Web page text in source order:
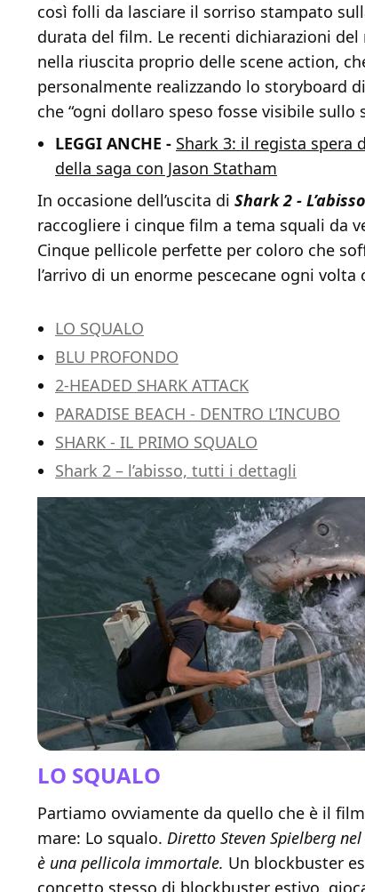
così folli da lasciare il sorriso stampato
durata del film. Le recenti dichiarazioni
nella riuscita proprio delle scene action,
personalmente realizzando lo storyboard
che “ogni dollaro speso fosse visibile sullo
LEGGI ANCHE - Shark 3: il regista spera
della saga con Jason Statham
In occasione dell’uscita di Shark 2 - L’abisso
raccogliere i cinque film a tema squali da
Cinque pellicole perfette per coloro che
l’arrivo di un enorme pescecane ogni
LO SQUALO
BLU PROFONDO
2-HEADED SHARK ATTACK
PARADISE BEACH - DENTRO L’INCUBO
SHARK - IL PRIMO SQUALO
Shark 2 – l’abisso, tutti i dettagli
LO SQUALO
Partiamo ovviamente da quello che è il
mare: Lo squalo. Diretto Steven Spielberg
è una pellicola immortale. Un blockbuster